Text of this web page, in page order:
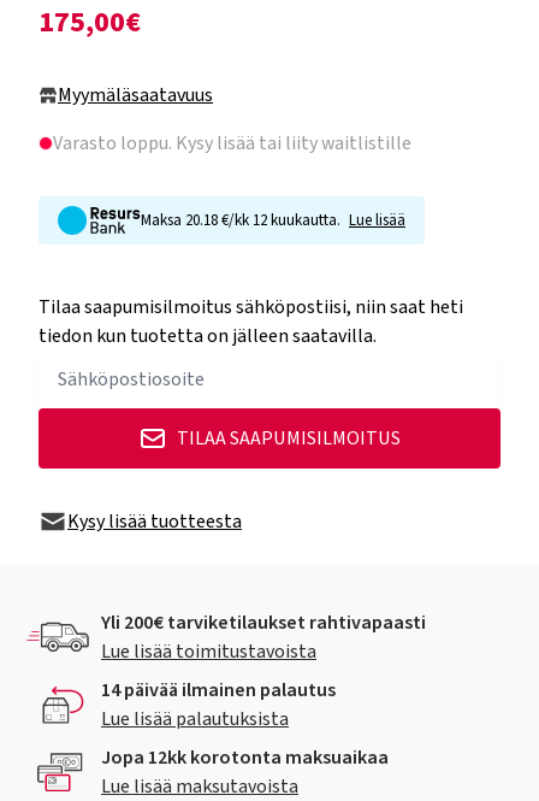
175,00€
Myymäläsaatavuus
Varasto loppu. Kysy lisää tai liity waitlistille
Maksa 20.18 €/kk 12 kuukautta. Lue lisää
Tilaa saapumisilmoitus sähköpostiisi, niin saat heti
tiedon kun tuotetta on jälleen saatavilla.
TILAA SAAPUMISILMOITUS
Kysy lisää tuotteesta
Yli 200€ tarviketilaukset rahtivapaasti
Lue lisää toimitustavoista
14 päivää ilmainen palautus
Lue lisää palautuksista
Jopa 12kk korotonta maksuaikaa
Lue lisää maksutavoista